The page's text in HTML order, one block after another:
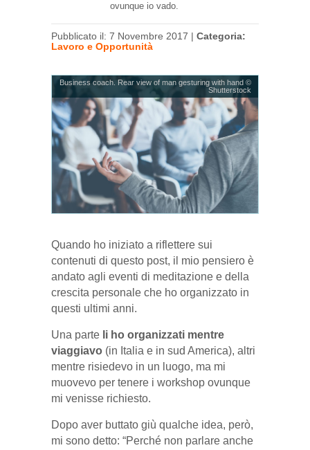
ovunque io vado.
Pubblicato il: 7 Novembre 2017 | Categoria:
Lavoro e Opportunità
Business coach. Rear view of man gesturing with hand ©
Shutterstock
Quando ho iniziato a riflettere sui
contenuti di questo post, il mio pensiero è
andato agli eventi di meditazione e della
crescita personale che ho organizzato in
questi ultimi anni.
Una parte li ho organizzati mentre
viaggiavo (in Italia e in sud America), altri
mentre risiedevo in un luogo, ma mi
muovevo per tenere i workshop ovunque
mi venisse richiesto.
Dopo aver buttato giù qualche idea, però,
mi sono detto: “Perché non parlare anche